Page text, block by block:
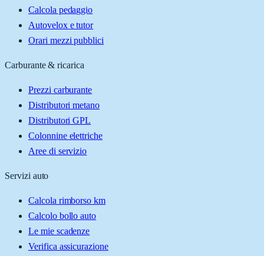
Calcola pedaggio
Autovelox e tutor
Orari mezzi pubblici
Carburante & ricarica
Prezzi carburante
Distributori metano
Distributori GPL
Colonnine elettriche
Aree di servizio
Servizi auto
Calcola rimborso km
Calcolo bollo auto
Le mie scadenze
Verifica assicurazione